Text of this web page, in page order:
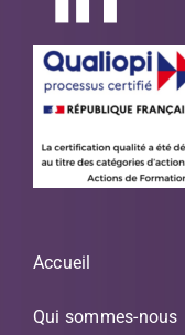
Accueil
Qui sommes-nous